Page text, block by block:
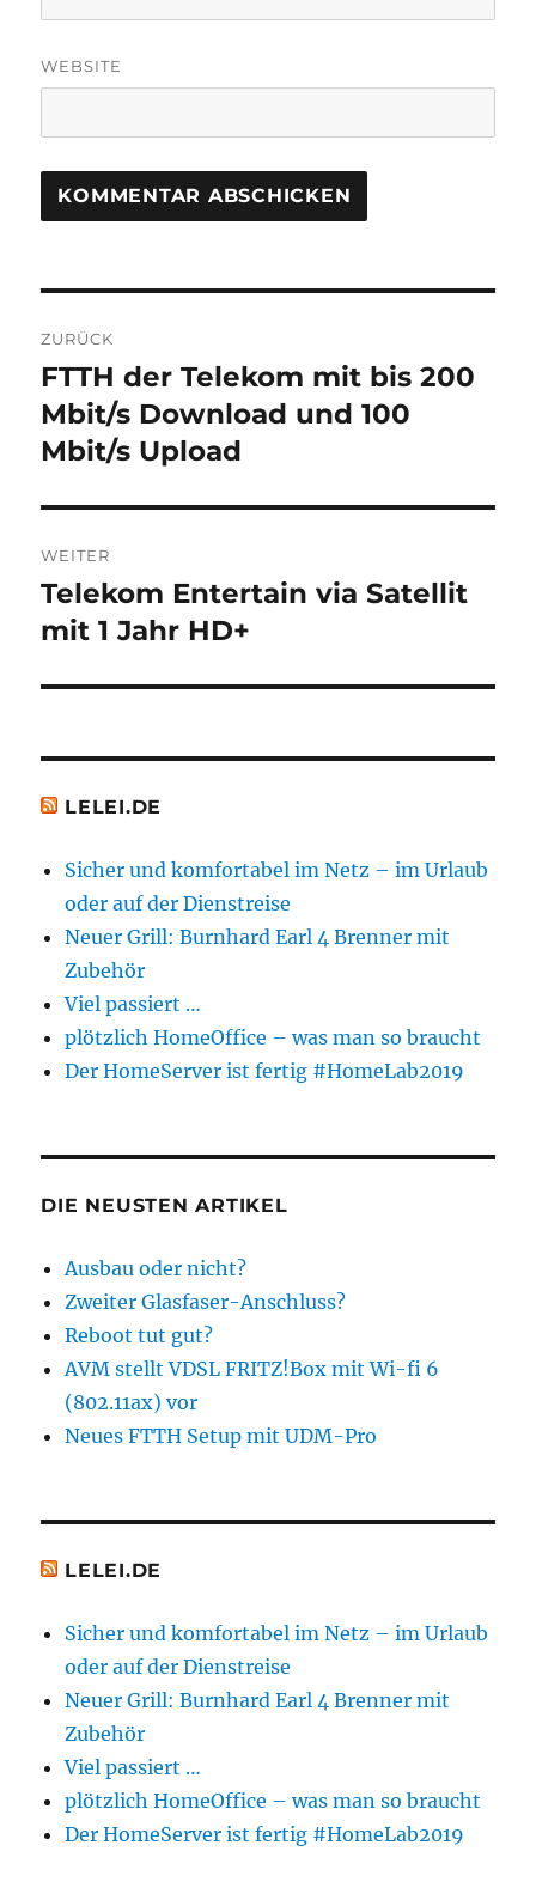
WEBSITE
ZURÜCK
Vorheriger
Beitrag:
FTTH der Telekom mit bis 200
Mbit/s Download und 100
Mbit/s Upload
WEITER
Nächster
Beitrag:
Telekom Entertain via Satellit
mit 1 Jahr HD+
LELEI.DE
Sicher und komfortabel im Netz – im Urlaub
oder auf der Dienstreise
Neuer Grill: Burnhard Earl 4 Brenner mit
Zubehör
Viel passiert …
plötzlich HomeOffice – was man so braucht
Der HomeServer ist fertig #HomeLab2019
DIE NEUSTEN ARTIKEL
Ausbau oder nicht?
Zweiter Glasfaser-Anschluss?
Reboot tut gut?
AVM stellt VDSL FRITZ!Box mit Wi-fi 6
(802.11ax) vor
Neues FTTH Setup mit UDM-Pro
LELEI.DE
Sicher und komfortabel im Netz – im Urlaub
oder auf der Dienstreise
Neuer Grill: Burnhard Earl 4 Brenner mit
Zubehör
Viel passiert …
plötzlich HomeOffice – was man so braucht
Der HomeServer ist fertig #HomeLab2019